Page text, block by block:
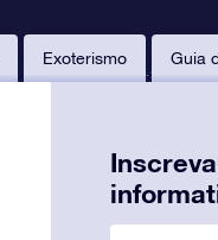
Exoterismo Guia